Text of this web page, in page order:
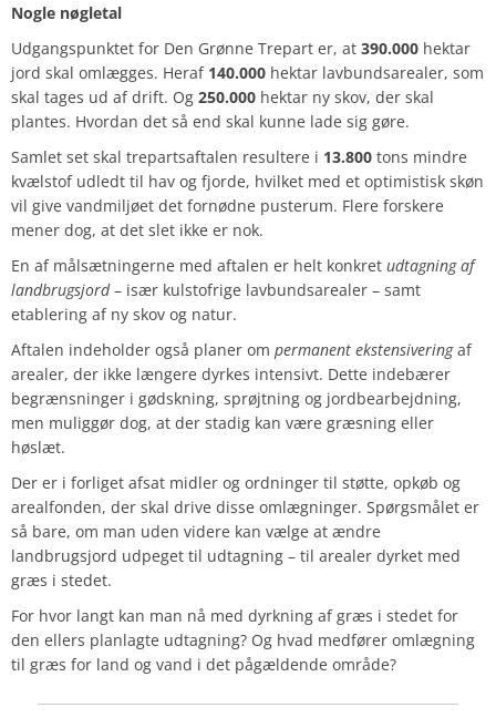
Nogle nøgletal
Udgangspunktet for Den Grønne Trepart er, at 390.000 hektar
jord skal omlægges. Heraf 140.000 hektar lavbundsarealer, som
skal tages ud af drift. Og 250.000 hektar ny skov, der skal
plantes. Hvordan det så end skal kunne lade sig gøre.
Samlet set skal trepartsaftalen resultere i 13.800 tons mindre
kvælstof udledt til hav og fjorde, hvilket med et optimistisk skøn
vil give vandmiljøet det fornødne pusterum. Flere forskere
mener dog, at det slet ikke er nok.
En af målsætningerne med aftalen er helt konkret udtagning af
landbrugsjord– især kulstofrige lavbundsarealer – samt
etablering af ny skov og natur.
Aftalen indeholder også planer om permanent ekstensiveringaf
arealer, der ikke længere dyrkes intensivt. Dette indebærer
begrænsninger i gødskning, sprøjtning og jordbearbejdning,
men muliggør dog, at der stadig kan være græsning eller
høslæt.
Der er i forliget afsat midler og ordninger til støtte, opkøb og
arealfonden, der skal drive disse omlægninger. Spørgsmålet er
så bare, om man uden videre kan vælge at ændre
landbrugsjord udpeget til udtagning – til arealer dyrket med
græs i stedet.
For hvor langt kan man nå med dyrkning af græs i stedet for
den ellers planlagte udtagning? Og hvad medfører omlægning
til græs for land og vand i det pågældende område?